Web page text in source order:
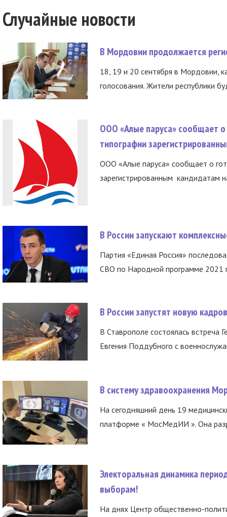
Случайные новости
В Мордовии продолжается
18, 19 и 20 сентября в Мордовии,
голосования. Жители республики
ООО «Алые паруса» сообщает о
типографии
ООО «Алые паруса» сообщает о
зарегистрированным кандидатам
В России запускают
Партия «Единая Россия»
СВО по Народной программе 2021
В России запустят новую
В Ставрополе состоялась встреча
Евгения Поддубного с
В систему здравоохранения
На сегодняшний день 19
платформе « МосМедИИ ». Она
Электоральная динамика
выборам!
На днях Центр общественно-